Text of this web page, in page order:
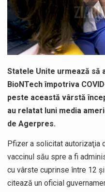
Statele Unite urmează să
BioNTech împotriva
peste această vârstă
au relatat luni media
de Agerpres.
Pfizer a solicitat autorizaţia
vaccinul său spre a fi
cu vârste cuprinse între 12
citează un oficial